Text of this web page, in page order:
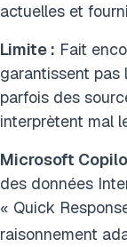
actuelles et
Limite : Fait
garantissent pas
parfois des
interprètent mal
Microsoft
des données
« Quick
raisonnement